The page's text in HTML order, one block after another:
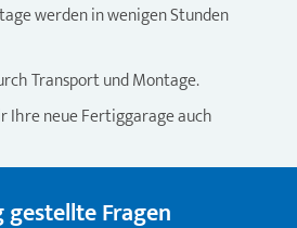
werden in wenigen Stunden
Transport und Montage.
Ihre neue Fertiggarage auch
gestellte Fragen